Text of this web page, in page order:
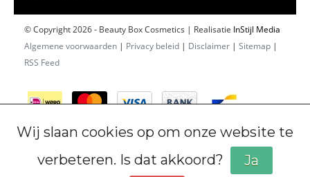
© Copyright 2026 - Beauty Box Cosmetics | Realisatie InStijl Media
Algemene voorwaarden | Privacy beleid | Disclaimer | Sitemap |
RSS Feed
Wij slaan cookies op om onze website te
verbeteren. Is dat akkoord?
Ja